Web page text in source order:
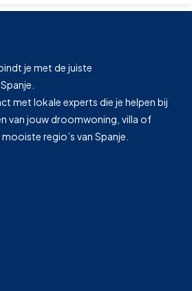
je met de juiste
met lokale experts die je helpen bij
van jouw droomwoning, villa of
regio’s van Spanje.